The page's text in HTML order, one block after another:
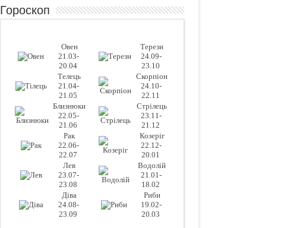
Гороскоп
Овен
21.03-
20.04
Терези
24.09-
23.10
Телець
21.04-
21.05
Скорпіон
24.10-
22.11
Близнюки
22.05-
21.06
Стрілець
23.11-
21.12
Рак
22.06-
22.07
Козеріг
22.12-
20.01
Лев
23.07-
23.08
Водолій
21.01-
18.02
Діва
24.08-
23.09
Риби
19.02-
20.03